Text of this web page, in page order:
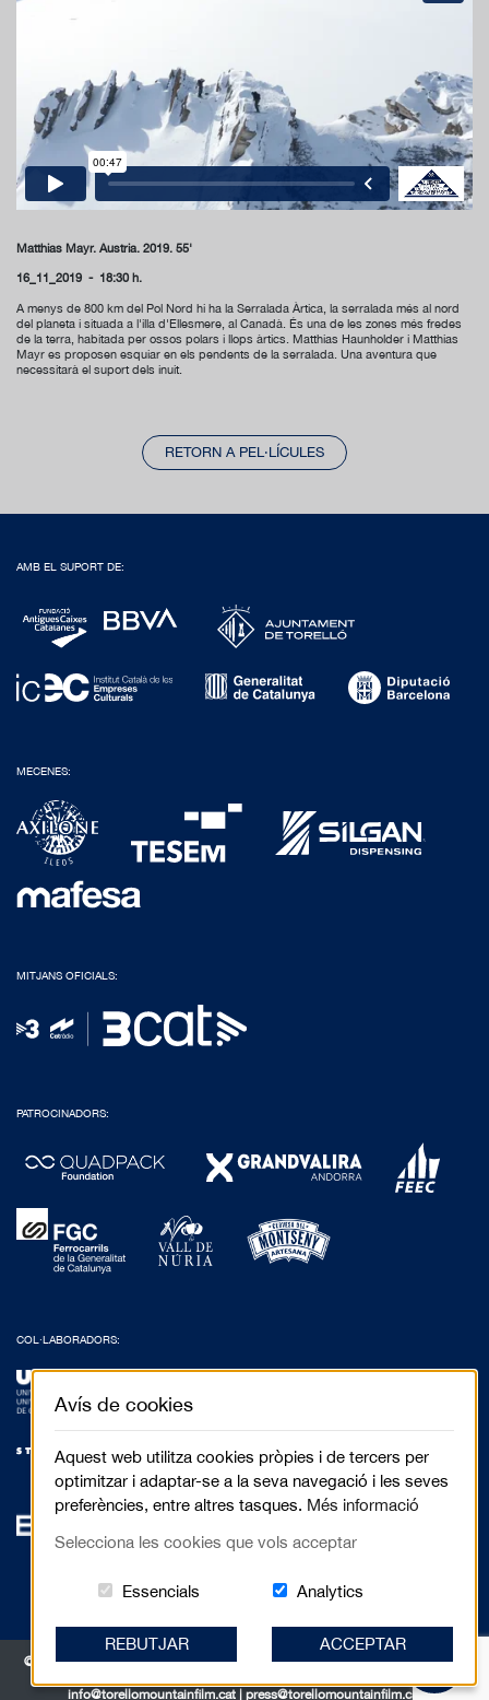
Matthias Mayr. Àustria. 2019. 55'
16_11_2019 - 18:30 h.
A menys de 800 km del Pol Nord hi ha la Serralada Àrtica, la serralada més al nord
del planeta i situada a l'illa d'Ellesmere, al Canadà. És una de les zones més fredes
de la terra, habitada per ossos polars i llops àrtics. Matthias Haunholder i Matthias
Mayr es proposen esquiar en els pendents de la serralada. Una aventura que
necessitarà el suport dels inuit.
RETORN A PEL·LÍCULES
AMB EL SUPORT DE:
MECENES:
MITJANS OFICIALS:
PATROCINADORS:
COL·LABORADORS:
© 2017 Festival de Cinema de Muntanya de Torelló - Anselm Clavé, 5 3r 2a |
info@torellomountainfilm.cat | press@torellomountainfilm.cat
Avís de cookies
Aquest web utilitza cookies pròpies i de tercers per
optimitzar i adaptar-se a la seva navegació i les seves
preferències, entre altres tasques. Més informació
Selecciona les cookies que vols acceptar
Essencials Aquestes cookies són essencials per
AnalyticsCookies related
REBUTJAR ACCEPTAR